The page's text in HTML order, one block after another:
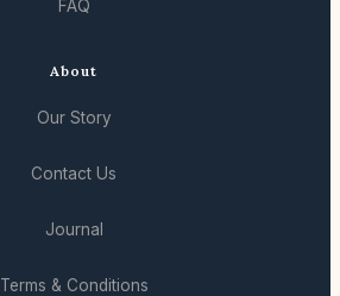
FAQ
About
Our Story
Contact Us
Journal
Terms & Conditions